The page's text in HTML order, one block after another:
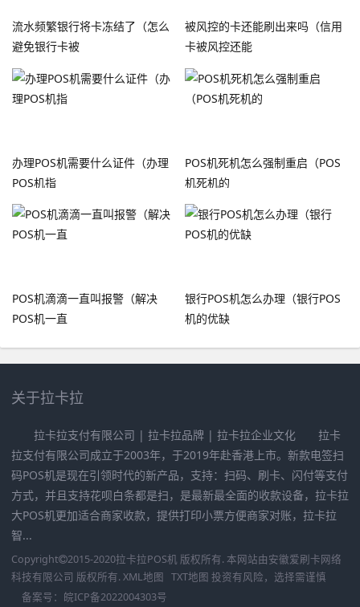
流水频繁银行将卡冻结了（怎么
避免银行卡被
被风控的卡还能刷出来吗（信用
卡被风控还能
办理POS机需要什么证件（办理
POS机指
POS机死机怎么强制重启（POS
机死机的
POS机滴滴一直叫报警（解决
POS机一直
银行POS机怎么办理（银行POS
机的优缺
关于拉卡拉
拉卡拉支付有限公司 | 拉卡拉品牌 | 拉卡拉企业文化 拉卡
拉支付有限公司成立于2003年，于2019年赴香港上市。新款电签扫
码POS机是现在引领时代的新产品，支持：扫码、刷卡、闪付等支付
方式，并且支持花呗白条都是扫，是最新最全面的收款设备，拉卡拉
大POS机更加适合商家收款，提供打印小票方便商家对账，拉卡拉
智...
Copyright 2015-2020拉卡拉POS机 版权所有. 本网站由安徽爱刷卡网络
科技有限公司 版权所有. XML地图 TXT地图 投资有风险，选择需谨慎
备案号： 皖ICP备2022004303号